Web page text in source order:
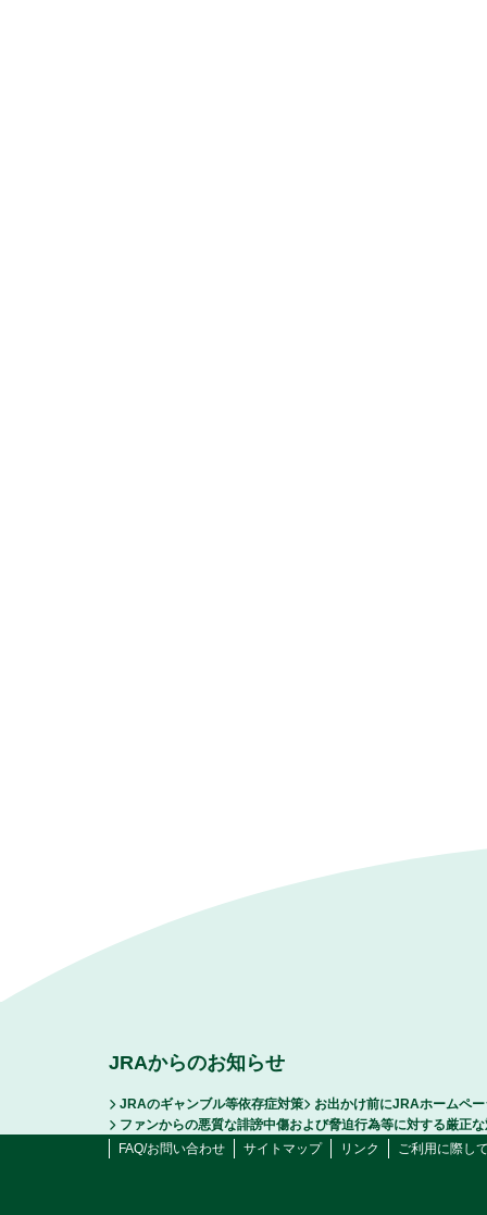
JRAからのお知らせ
JRAのギャンブル等依存症対策
お出かけ前にJRAホームペ
ファンからの悪質な誹謗中傷および脅迫行為等に対する厳正
FAQ/お問い合わせ
サイトマップ リンク ご利用に際し